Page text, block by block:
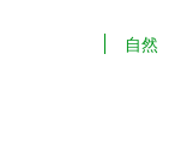
。 5
ワカ
馬の姿
自然